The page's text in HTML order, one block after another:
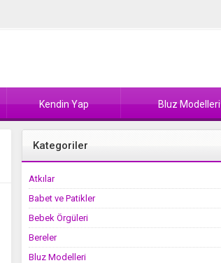
Kendin Yap Bluz Modelleri
Kategoriler
Atkılar
Babet ve Patikler
Bebek Örgüleri
Bereler
Bluz Modelleri